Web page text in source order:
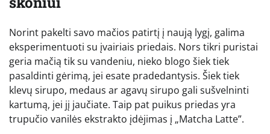
Norint pakelti savo mačios patirtį į naują lygį, galima
eksperimentuoti su įvairiais priedais. Nors tikri puristai
geria mačią tik su vandeniu, nieko blogo šiek tiek
pasaldinti gėrimą, jei esate pradedantysis. Šiek tiek
klevų sirupo, medaus ar agavų sirupo gali sušvelninti
kartumą, jei jį jaučiate. Taip pat puikus priedas yra
trupučio vanilės ekstrakto įdėjimas į „Matcha Latte”.